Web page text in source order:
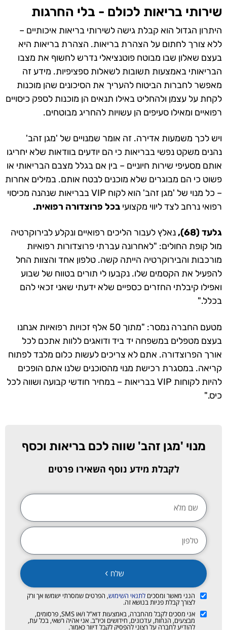
שירותי בריאות לכולם - בלי החרגות
היתרון הגדול הוא קבלת גישה לשירותי בריאות איכותיים –
ללא צורך לחתום על הצהרת בריאות. הצהרת בריאות היא
בעצם שאלון שבו מבוטח פוטנציאלי נדרש לחשוף את מצבו
הבריאותי באמצעות תשובות לשאלות ספציפיות. מידע זה
מאפשר לחברות הביטוח להעריך את הסיכונים שהן מוכנות
לקחת על עצמן ולהחליט באילו תנאים הן מוכנות לספק כיסויים
רפואיים ומאילו סעיפים הן עשויות להחריג מבוטחים.
ויש לכך משמעות אדירה. זה אומר שמנויים של 'מגן זהב'
נהנים משקט נפשי בבריאות כי הם יודעים בוודאות שלא יחריגו
אותם מסעיפי שירות חיוניים – בין אם בגלל מצבם הבריאותי או
פשוט כי הם מבוגרים שלא מוכנים לבטח אותם. במילים אחרות
– כל מנוי של 'מגן זהב' הוא לקוח VIP בבריאות שנהנה מכיסוי
רפואי נרחב לצד ליווי מקצועי בכל פרוצדורה רפואית.
גלעד (68),
נאלץ לעבור הליכים רפואיים ונקלע לבירוקרטיה
מול קופת החולים: "לאחרונה עברתי פרוצדורות רפואיות
מורכבות והבירוקרטיה הייתה קשה. טלפון אחד והצוות החל
להפעיל את הקסמים שלו. נקבעו לי תורים בטווח של שבוע
ואפילו קיבלתי החזרים כספיים שלא ידעתי שאני זכאי להם
בכלל."
מטעם החברה נמסר: "מתוך 50 אלף זכויות רפואיות אנחנו
בעצם מטפלים במשפחה יד ביד ודואגים ללוות אתכם לכל
אורך הפרוצדורה. אתם לא צריכים לעשות כלום מלבד לפתוח
קריאה. במסגרת רכישת מנוי מהסוכנים שלנו אתם הופכים
להיות לקוחות VIP בבריאות – במחיר חודשי קבועה ושווה לכל
כיס."
מנוי 'מגן זהב' שווה לכם בריאות וכסף
לקבלת מידע נוסף השאירו פרטים
הנני מאשר ומסכים לתנאי השימוש, הפרטים שמסרתי ישמשו אך ורק
לצורך קבלת פניות בנושא זה.
אני מסכים לקבל מהחברה, באמצעות דוא"ל ו/או SMS, פרסומים,
מבצעים, הנחות, עדכונים, חידושים וכיו"ב. אני אהיה רשאי, בכל עת,
להודיע לחברה על רצוני להפסיק לקבל דיוור כאמור.
שלח